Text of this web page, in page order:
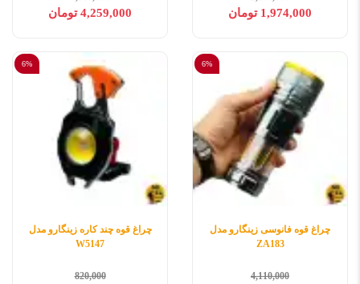
1,974,000 تومان 4,259,000 تومان
6%
چراغ قوه فانوسی زینگارو مدل
ZA183
4,110,000
6%
چراغ قوه چند کاره زینگارو مدل
W5147
820,000